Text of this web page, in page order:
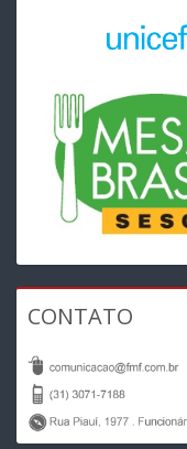
CONTATO